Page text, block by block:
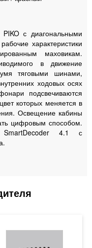
с диагональными
характеристики
маховикам.
в движение
тяговыми шинами,
ходовых осях
подсвечиваются
которых меняется в
Освещение кабины
цифровым способом.
4.1 с